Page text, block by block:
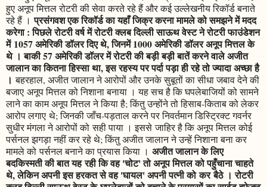
हुए अनूप मित्तल रोटरी की सेवा करते रहे हैं और कई उल्लेखनीय रिकॉर्ड बनाते
रहे हैं ।प्रसंगवश एक रिकॉर्ड का यहाँ जिक्र करना मामले को समझने में मदद
करेगा : पिछले रोटरी वर्ष में रोटरी क्लब दिल्ली साऊथ वेस्ट ने रोटरी फाउंडेशन
में 1057 अमेरिकी डॉलर दिए थे, जिनमें 1000 अमेरिकी डॉलर अनूप मित्तल के
थे । बाकी 57 अमेरिकी डॉलर में रोटरी की बड़ी बड़ी बातें करने वाले अजीत
जालान का कितना हिस्सा था, इस रहस्य पर पर्दा पड़ा ही रहे तो ज्यादा अच्छा है
। बहरहाल, अजीत जालान ने आरोपों और उनके सुबूतों का सीधा जबाव देने की
बजाए अनूप मित्तल को निशाना बनाया । यह सच है कि घपलेबाजियों को सामने
लाने का काम अनूप मित्तल ने किया है; किंतु उन्होंने तो हिसाब-किताब को लेकर
आरोप लगाए थे; जिनकी जाँच-पड़ताल करने पर निवर्तमान डिस्ट्रिक्ट गवर्नर
सुधीर मंगला ने आरोपों को सही पाया । इससे जाहिर है कि अनूप मित्तल कोई
पर्सनल झगड़ा नहीं कर रहे थे; किंतु अजीत जालान ने उन्हें निशाना बना कर
मामले को पर्सनल बनाने का प्रयास किया । अजीत जालान के लिए
बदकिस्मती की बात यह रही कि वह 'चोट' तो अनूप मित्तल को पहुँचाना चाहते
थे, लेकिन अपनी इस हरकत से वह 'घायल' अपनी पत्नी को कर बैठे । रोटरी